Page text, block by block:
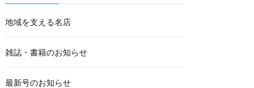
地域を支える名店
雑誌・書籍のお知らせ
最新号のお知らせ